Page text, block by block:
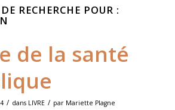
RECHERCHE POUR :
de la santé
/ dans LIVRE / par Mariette Plagne